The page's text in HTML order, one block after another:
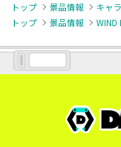
トップ 景品情報 キャ
トップ
景品情報 WIND